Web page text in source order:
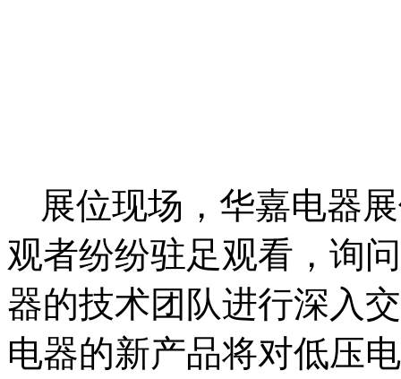
展位现场，华嘉电器
观者纷纷驻足观看，询
器的技术团队进行深入
电器的新产品将对低压